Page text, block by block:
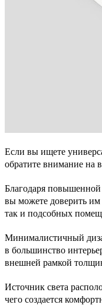
Если вы ищете
обратите внимание на
Благодаря
вы можете доверить
так и подсобных
Минималистичный
в большинство
внешней рамкой
Источник света
чего создается